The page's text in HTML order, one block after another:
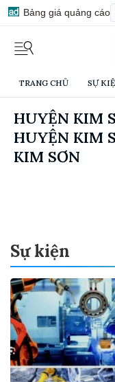
Bảng giá quảng cáo
TRANG CHỦ SỰ
HUYỆN KIM
HUYỆN KIM
KIM SƠN
Sự kiện